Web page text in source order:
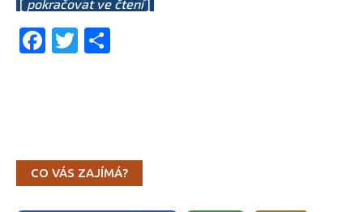
[ pokračovat ve čtení]
Facebook
Twitter
CO VÁS ZAJÍMÁ?